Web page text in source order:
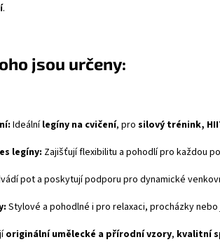
.
jsou určeny:
Ideálnílegíny na cvičení, pro silový trénink,
legíny: Zajišťují flexibilitu a pohodlí pro každou
pot a poskytují podporu pro dynamické
Stylové a pohodlné i pro relaxaci, procházky nebo
originální umělecké a přírodní vzory, kvalitní